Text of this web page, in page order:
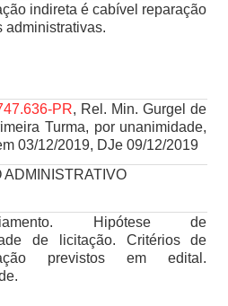
indireta é cabível reparação
administrativas.
PR, Rel. Min. Gurgel de
Turma, por unanimidade,
03/12/2019, DJe 09/12/2019
ADMINISTRATIVO
Hipótese de
de licitação. Critérios de
previstos em edital.